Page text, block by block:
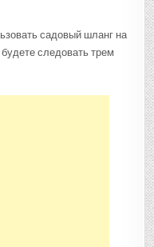
садовый шланг на
следовать трем